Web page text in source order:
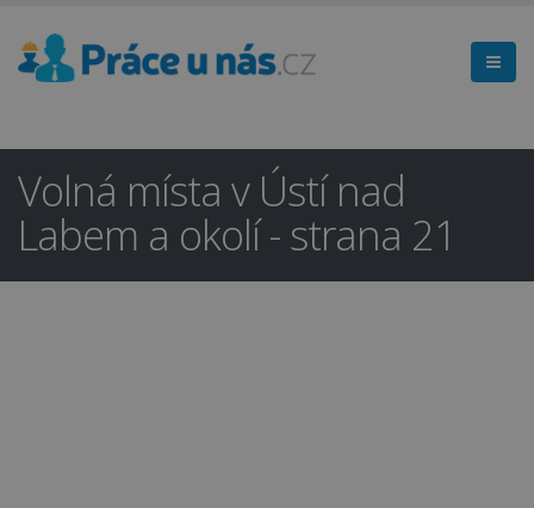
Volná místa v Ústí nad
Labem a okolí - strana 21
×
Hledáte práci